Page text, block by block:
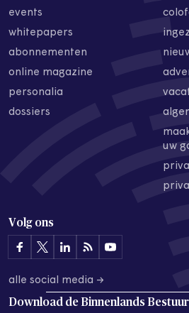
events
whitepapers
abonnementen
online magazine
personalia
dossiers
uw
Volg ons
alle social media →
Download de Binnenlands